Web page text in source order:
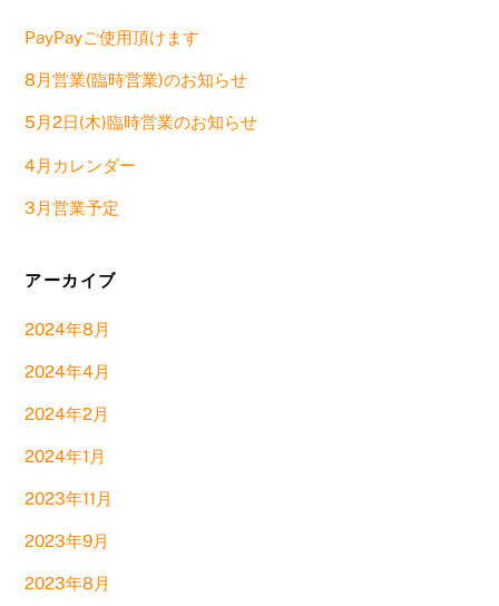
PayPayご使用頂けます
8月営業(臨時営業)のお知らせ
5月2日(木)臨時営業のお知らせ
4月カレンダー
3月営業予定
アーカイブ
2024年8月
2024年4月
2024年2月
2024年1月
2023年11月
2023年9月
2023年8月